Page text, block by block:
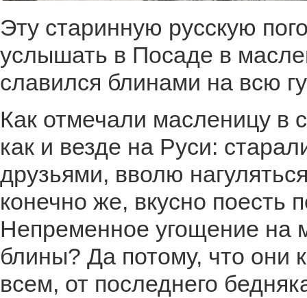
Эту старинную русскую
услышать в Посаде в
славился блинами на всю
Как отмечали масленицу в
как и везде на Руси:
друзьями, вволю
конечно же, вкусно поесть
Непременное угощение
блины? Да потому, что они
всем, от последнего